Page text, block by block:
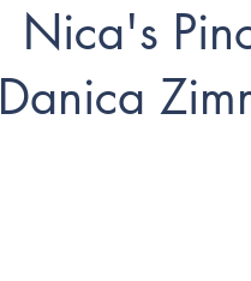
Nica's
Danica